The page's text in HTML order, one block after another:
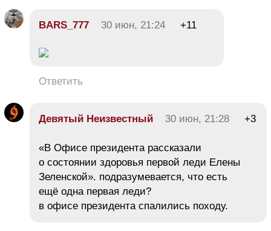
BARS_777 30 июн, 21:24 +11
Ответить
Девятый Неизвестный 30 июн, 21:28 +3
«В Офисе президента рассказали
о состоянии здоровья первой леди Елены
Зеленской». подразумевается, что есть
ещё одна первая леди?
в офисе президента спалились походу.